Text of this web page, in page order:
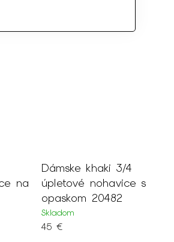
na
Dámske khaki 3/4
úpletové nohavice s
opaskom 20482
Skladom
45 €